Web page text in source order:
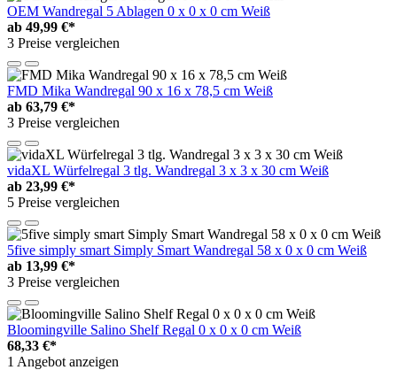
OEM Wandregal 5 Ablagen 0 x 0 x 0 cm Weiß
ab 49,99 €*
3 Preise vergleichen
FMD Mika Wandregal 90 x 16 x 78,5 cm Weiß
ab 63,79 €*
3 Preise vergleichen
vidaXL Würfelregal 3 tlg. Wandregal 3 x 3 x 30 cm Weiß
ab 23,99 €*
5 Preise vergleichen
5five simply smart Simply Smart Wandregal 58 x 0 x 0 cm Weiß
ab 13,99 €*
3 Preise vergleichen
Bloomingville Salino Shelf Regal 0 x 0 x 0 cm Weiß
68,33 €*
1 Angebot anzeigen